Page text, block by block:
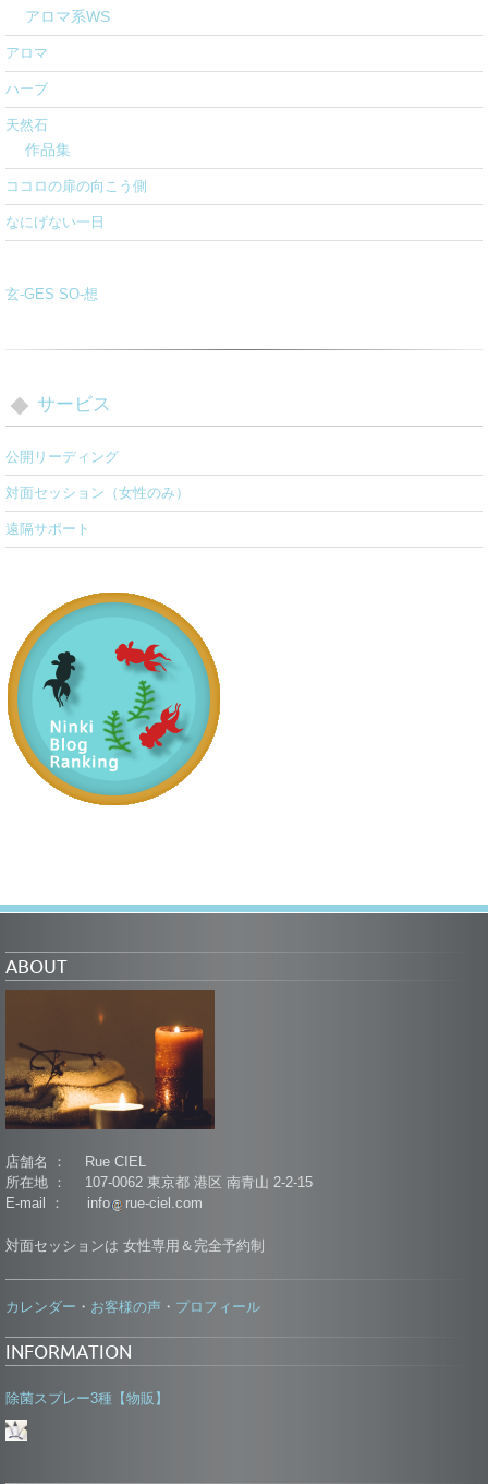
アロマ系WS
アロマ
ハーブ
天然石
作品集
ココロの扉の向こう側
なにげない一日
玄-GES SO-想
サービス
公開リーディング
対面セッション（女性のみ）
遠隔サポート
ABOUT
店舗名 ： Rue CIEL
所在地 ： 107-0062 東京都 港区 南青山 2-2-15
E-mail ： info
rue-ciel.com
対面セッションは 女性専用＆完全予約制
カレンダー ・ お客様の声 ・ プロフィール
INFORMATION
除菌スプレー3種【物販】